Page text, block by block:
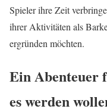
Spieler ihre Zeit
ihrer Aktivitäten als
ergründen möchten.
Ein Abenteuer
es werden